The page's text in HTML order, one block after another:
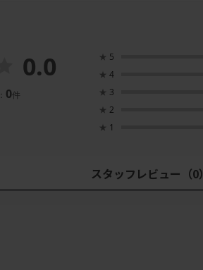
0.0
0件
★ 5
★ 4
★ 3
★ 2
★ 1
スタッフレビュー （0）